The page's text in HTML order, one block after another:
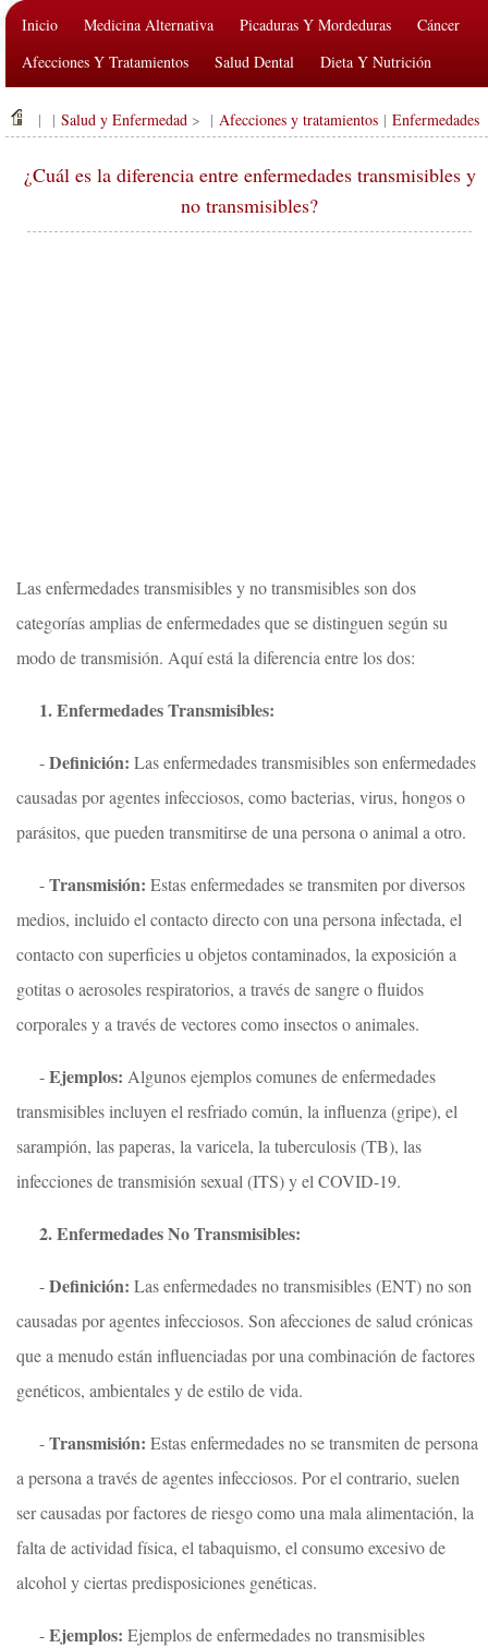
Inicio Medicina Alternativa Picaduras Y Mordeduras
Cáncer
Afecciones Y Tratamientos
Salud Dental
Dieta Y Nutrición
Salud Pública Y Seguridad
Cirugías Y Procedimientos Salud
| | Salud y Enfermedad > | Afecciones y tratamientos | Enfermedades
¿Cuál es la diferencia entre enfermedades transmisibles y
no transmisibles?
Las enfermedades transmisibles y no transmisibles son dos
categorías amplias de enfermedades que se distinguen según su
modo de transmisión. Aquí está la diferencia entre los dos:
1. Enfermedades Transmisibles:
-Definición: Las enfermedades transmisibles son enfermedades
causadas por agentes infecciosos, como bacterias, virus, hongos o
parásitos, que pueden transmitirse de una persona o animal a otro.
-Transmisión: Estas enfermedades se transmiten por diversos
medios, incluido el contacto directo con una persona infectada, el
contacto con superficies u objetos contaminados, la exposición a
gotitas o aerosoles respiratorios, a través de sangre o fluidos
corporales y a través de vectores como insectos o animales.
-Ejemplos: Algunos ejemplos comunes de enfermedades
transmisibles incluyen el resfriado común, la influenza (gripe), el
sarampión, las paperas, la varicela, la tuberculosis (TB), las
infecciones de transmisión sexual (ITS) y el COVID-19.
2. Enfermedades No Transmisibles:
-Definición: Las enfermedades no transmisibles (ENT) no son
causadas por agentes infecciosos. Son afecciones de salud crónicas
que a menudo están influenciadas por una combinación de factores
genéticos, ambientales y de estilo de vida.
-Transmisión: Estas enfermedades no se transmiten de persona
a persona a través de agentes infecciosos. Por el contrario, suelen
ser causadas por factores de riesgo como una mala alimentación, la
falta de actividad física, el tabaquismo, el consumo excesivo de
alcohol y ciertas predisposiciones genéticas.
-Ejemplos: Ejemplos de enfermedades no transmisibles